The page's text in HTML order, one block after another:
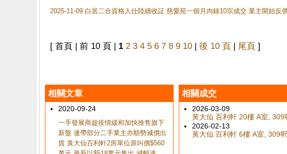
2025-11-09 白居二合資格人仕陸續收証 慈愛苑一個月內錄10宗成交 業主開始反
[ 首頁 | 前 10 頁 | 1 2 3 4 5 6 7 8 9 10 | 後 10 頁 | 尾頁 ]
相關文章
2020-09-24
一手發展商趁疫情緩和加快推售旗下
新盤 連帶部分二手業主亦順勢減價出
貨 黃大仙百利軒2房單位原叫價$560
相關成交
2026-03-09
黃大仙 百利軒 20樓 A室, 309
2026-02-13
黃大仙 百利軒 6樓 A室, 309呎